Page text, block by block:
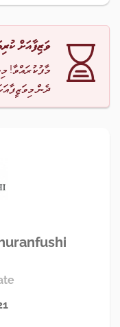
ވަޒިފާއަށް
މާފުކުރައްވާ!
ދެން